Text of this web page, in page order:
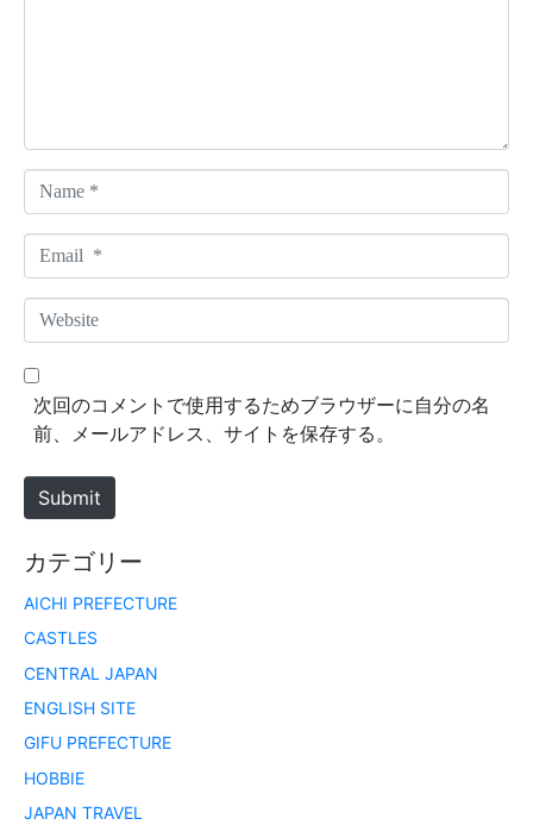
a
m
*
m
a
*
W
e
b
e
次回のコメントで使用するためブラウザーに自分の名
前、メールアドレス、サイトを保存する。
Submit
カテゴリー
AICHI PREFECTURE
CASTLES
CENTRAL JAPAN
ENGLISH SITE
GIFU PREFECTURE
HOBBIE
JAPAN TRAVEL